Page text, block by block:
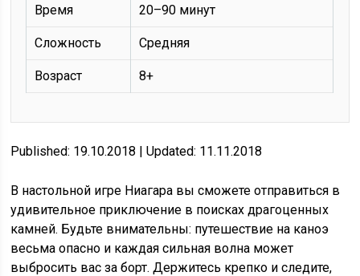
Время 20–90 минут
Сложность Средняя
Возраст 8+
Published: 19.10.2018 | Updated: 11.11.2018
В настольной игре Ниагара вы сможете отправиться в
удивительное приключение в поисках драгоценных
камней. Будьте внимательны: путешествие на каноэ
весьма опасно и каждая сильная волна может
выбросить вас за борт. Держитесь крепко и следите,